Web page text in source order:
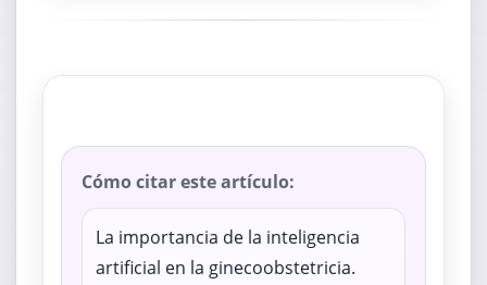
Cómo citar este artículo:
La importancia de la inteligencia
artificial en la ginecoobstetricia.